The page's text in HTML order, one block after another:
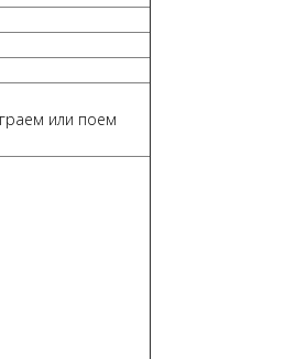
или поем